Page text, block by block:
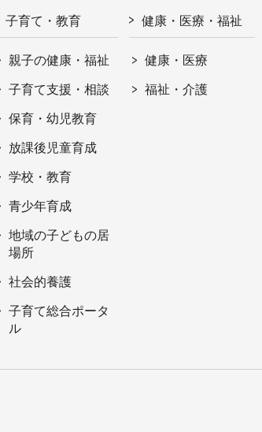
子育て・教育
親子の健康・福祉
子育て支援・相談
保育・幼児教育
放課後児童育成
学校・教育
青少年育成
地域の子どもの居
場所
社会的養護
子育て総合ポータ
ル
健康・医療・福祉
健康・医療
福祉・介護